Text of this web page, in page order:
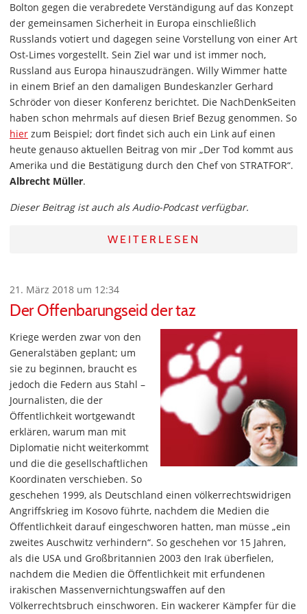
Bolton gegen die verabredete Verständigung auf das Konzept
der gemeinsamen Sicherheit in Europa einschließlich
Russlands votiert und dagegen seine Vorstellung von einer Art
Ost-Limes vorgestellt. Sein Ziel war und ist immer noch,
Russland aus Europa hinauszudrängen. Willy Wimmer hatte
in einem Brief an den damaligen Bundeskanzler Gerhard
Schröder von dieser Konferenz berichtet. Die NachDenkSeiten
haben schon mehrmals auf diesen Brief Bezug genommen. So
hier zum Beispiel; dort findet sich auch ein Link auf einen
heute genauso aktuellen Beitrag von mir „Der Tod kommt aus
Amerika und die Bestätigung durch den Chef von STRATFOR“.
Albrecht Müller.
Dieser Beitrag ist auch als Audio-Podcast verfügbar.
WEITERLESEN
21. März 2018 um 12:34
Der Offenbarungseid der taz
Kriege werden zwar von den
Generalstäben geplant; um
sie zu beginnen, braucht es
jedoch die Federn aus Stahl –
Journalisten, die der
Öffentlichkeit wortgewandt
erklären, warum man mit
Diplomatie nicht weiterkommt
und die die gesellschaftlichen
Koordinaten verschieben. So
geschehen 1999, als Deutschland einen völkerrechtswidrigen
Angriffskrieg im Kosovo führte, nachdem die Medien die
Öffentlichkeit darauf eingeschworen hatten, man müsse „ein
zweites Auschwitz verhindern“. So geschehen vor 15 Jahren,
als die USA und Großbritannien 2003 den Irak überfielen,
nachdem die Medien die Öffentlichkeit mit erfundenen
irakischen Massenvernichtungswaffen auf den
Völkerrechtsbruch einschworen. Ein wackerer Kämpfer für die